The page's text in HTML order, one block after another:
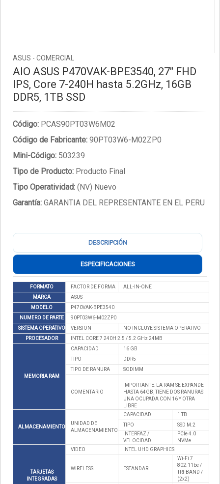
ASUS - COMERCIAL
AIO ASUS P470VAK-BPE3540, 27" FHD
IPS, Core 7-240H hasta 5.2GHz, 16GB
DDR5, 1TB SSD
Código: PCAS90PT03W6M02
Código de Fabricante: 90PT03W6-M02ZP0
Mini-Código: 503239
Tipo de Producto: Producto Final
Tipo Operatividad: (NV) Nuevo
Garantía: GARANTIA DEL REPRESENTANTE EN EL PERU
DESCRIPCIÓN
ESPECIFICACIONES
FORMATO FACTOR DE FORMA
ALL-IN-ONE
MARCA
ASUS
MODELO
P470VAK-BPE3540
NUMERO DE PARTE
90PT03W6-M02ZP0
SISTEMA OPERATIVO
VERSION
NO INCLUYE SISTEMA OPERATIVO
PROCESADOR
INTEL CORE 7 240H 2.5 / 5.2 GHz 24MB
MEMORIA RAM
CAPACIDAD
16 GB
TIPO
DDR5
TIPO DE RANURA
SODIMM
COMENTARIO
IMPORTANTE: LA RAM SE EXPANDE
HASTA 64GB, TIENE DOS RANURAS
UNA OCUPADA CON 16 Y OTRA
LIBRE
ALMACENAMIENTO
UNIDAD DE
ALMACENAMIENTO
CAPACIDAD
1 TB
TIPO
SSD M.2
INTERFAZ /
VELOCIDAD
PCIe 4.0
NVMe
TARJETAS
INTEGRADAS
VIDEO INTEL UHD GRAPHICS
WIRELESS ESTANDAR
Wi-Fi 7
802.11be /
TRI-BAND /
(2x2)